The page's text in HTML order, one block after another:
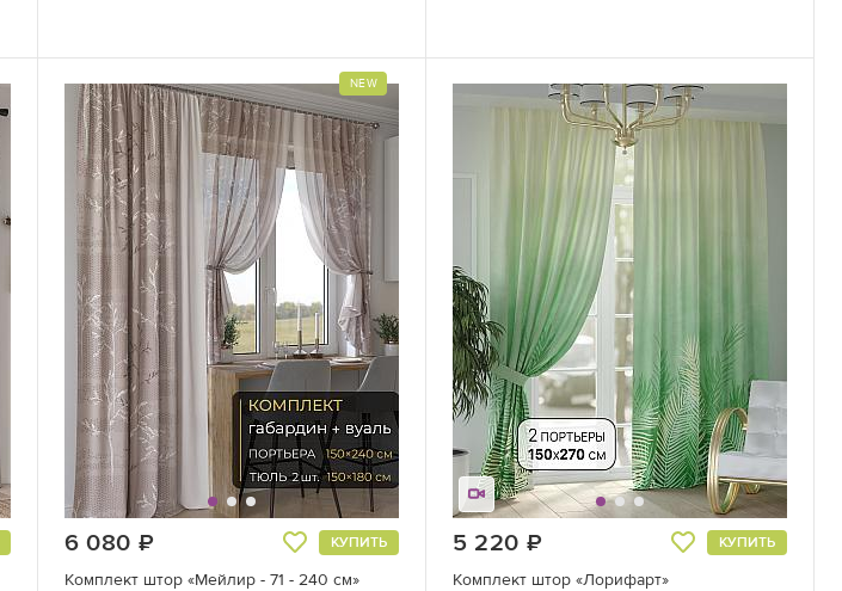
NEW
6 080 КУПИТЬ
Комплект штор «Мейлир - 71 - 240 см»
5 220 КУПИТЬ
Комплект штор «Лорифарт»